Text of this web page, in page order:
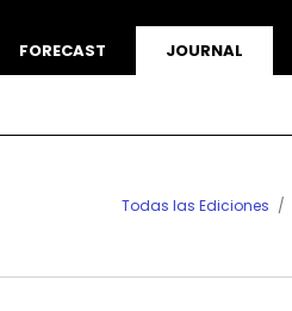
FORECAST JOURNAL
Todas las Ediciones